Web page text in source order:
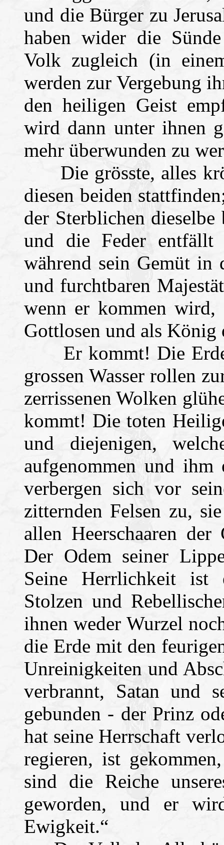
und die Bürger zu
haben wider die
Volk zugleich (in
werden zur Vergebung
den heiligen Geist
wird dann unter ihnen
mehr überwunden zu
Die grösste, alles
diesen beiden
der Sterblichen
und die Feder entfällt
während sein Gemüt in
und furchtbaren
wenn er kommen wird,
Gottlosen und als König
Er kommt! Die Erde
grossen Wasser rollen
zerrissenen Wolken
kommt! Die toten
und diejenigen,
aufgenommen und ihm
verbergen sich vor
zitternden Felsen zu,
allen Heerschaaren der
Der Odem seiner
Seine Herrlichkeit ist
Stolzen und
ihnen weder Wurzel
die Erde mit den
Unreinigkeiten und
verbrannt, Satan und
gebunden - der Prinz
hat seine Herrschaft
regieren, ist
sind die Reiche
geworden, und er
Ewigkeit.“